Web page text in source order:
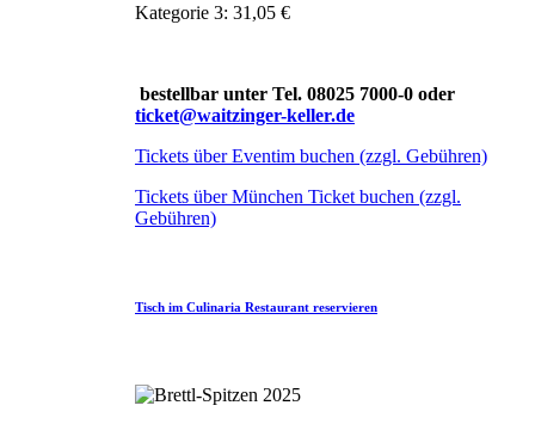
Kategorie 3: 31,05 €
bestellbar unter Tel. 08025 7000-0 oder
ticket@waitzinger-keller.de
Tickets über Eventim buchen (zzgl. Gebühren)
Tickets über München Ticket buchen (zzgl.
Gebühren)
Tisch im Culinaria Restaurant reservieren